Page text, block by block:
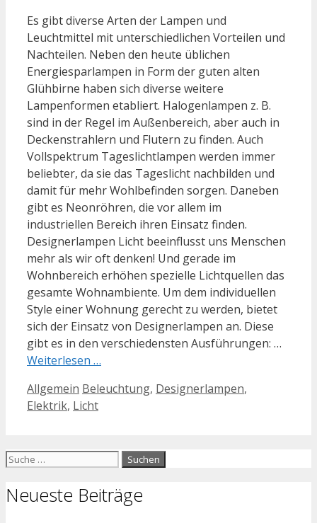
Es gibt diverse Arten der Lampen und
Leuchtmittel mit unterschiedlichen Vorteilen und
Nachteilen. Neben den heute üblichen
Energiesparlampen in Form der guten alten
Glühbirne haben sich diverse weitere
Lampenformen etabliert. Halogenlampen z. B.
sind in der Regel im Außenbereich, aber auch in
Deckenstrahlern und Flutern zu finden. Auch
Vollspektrum Tageslichtlampen werden immer
beliebter, da sie das Tageslicht nachbilden und
damit für mehr Wohlbefinden sorgen. Daneben
gibt es Neonröhren, die vor allem im
industriellen Bereich ihren Einsatz finden.
Designerlampen Licht beeinflusst uns Menschen
mehr als wir oft denken! Und gerade im
Wohnbereich erhöhen spezielle Lichtquellen das
gesamte Wohnambiente. Um dem individuellen
Style einer Wohnung gerecht zu werden, bietet
sich der Einsatz von Designerlampen an. Diese
gibt es in den verschiedensten Ausführungen: …
Weiterlesen …
Kategorien
Allgemein Schlagwörter
Beleuchtung, Designerlampen,
Elektrik, Licht
Suche
Neueste Beiträge